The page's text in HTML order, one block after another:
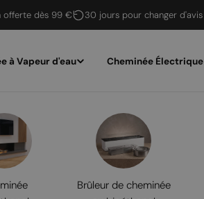
offerte dès 99 € 30 jours pour changer d'avis
à Vapeur d'eau Cheminée Électrique
Brûleur de cheminée